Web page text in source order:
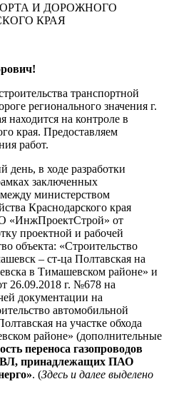
И ДОРОЖНОГО
КРАЯ
транспортной
регионального значения г.
находится на контроле в
края. Предоставляем
работ.
в ходе разработки
заключенных
министерством
Краснодарского края
«ИнжПроектСтрой» от
проектной и рабочей
объекта: «Строительство
– ст-ца Полтавская на
в Тимашевском районе» и
26.09.2018 г. №678 на
документации на
автомобильной
на участке обхода
районе» (дополнительные
переноса газопроводов
ВЛ, принадлежащих ПАО
. (Здесь и далее выделено